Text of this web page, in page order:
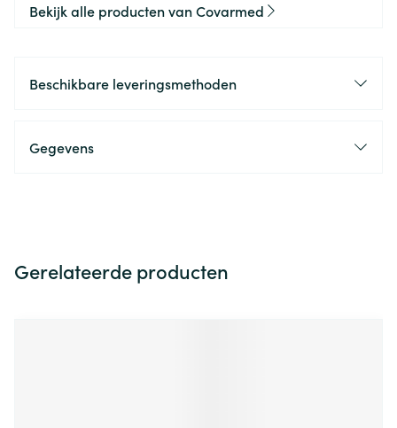
Bekijk alle producten van Covarmed
Beschikbare leveringsmethoden
Gegevens
Gerelateerde producten